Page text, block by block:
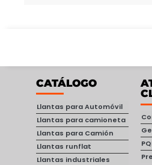
CATÁLOGO
Llantas para Automóvil
Llantas para camioneta
Llantas para Camión
Llantas runflat
Llantas industriales